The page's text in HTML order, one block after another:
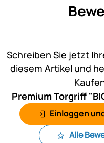
Schreiben Sie jetzt
diesem Artikel und
Premium Torgriff
Einloggen
Alle